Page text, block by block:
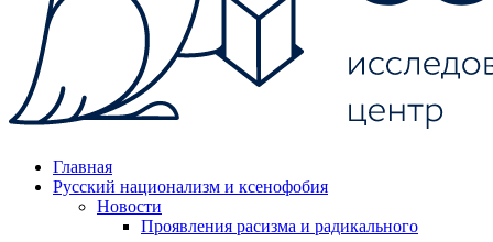
Главная
Русский национализм и ксенофобия
Новости
Проявления расизма и радикального